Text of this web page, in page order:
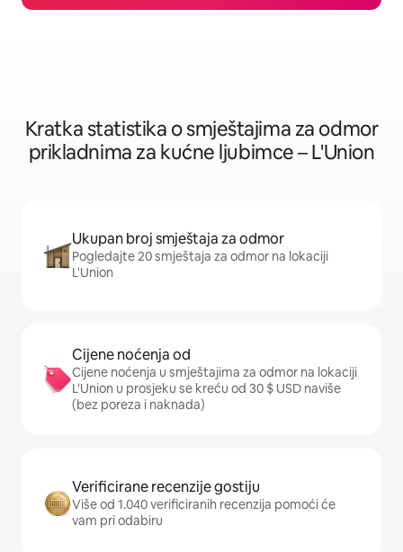
Kratka statistika o smještajima za odmor
prikladnima za kućne ljubimce – L'Union
Ukupan broj smještaja za odmor
Pogledajte 20 smještaja za odmor na lokaciji
L'Union
Cijene noćenja od
Cijene noćenja u smještajima za odmor na lokaciji
L'Union u prosjeku se kreću od 30 $ USD naviše
(bez poreza i naknada)
Verificirane recenzije gostiju
Više od 1.040 verificiranih recenzija pomoći će
vam pri odabiru